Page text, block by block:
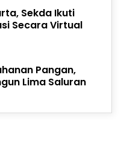
Sekda Ikuti
Secara Virtual
Pangan,
Lima Saluran